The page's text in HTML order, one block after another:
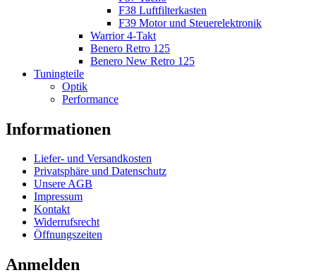
F38 Luftfilterkasten
F39 Motor und Steuerelektronik
Warrior 4-Takt
Benero Retro 125
Benero New Retro 125
Tuningteile
Optik
Performance
Informationen
Liefer- und Versandkosten
Privatsphäre und Datenschutz
Unsere AGB
Impressum
Kontakt
Widerrufsrecht
Öffnungszeiten
Anmelden